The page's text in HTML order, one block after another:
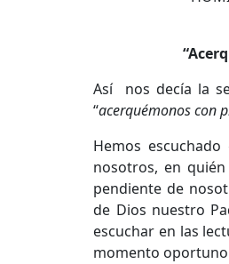
Así nos decía la
“acerquémonos con
Hemos
nosotros, en
pendiente de
de Dios nuestro
escuchar en las
momento